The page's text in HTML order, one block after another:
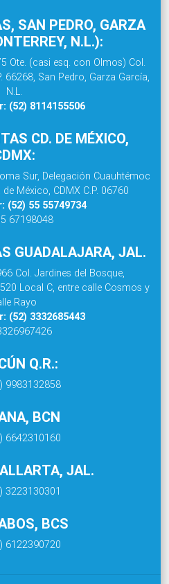
SAN PEDRO, GARZA
N.L.):
Ote. (casi esq. con Olmos) Col.
66268, San Pedro, Garza García,
N.L.
(52) 8114155506
CD. DE MÉXICO,
Sur, Delegación Cuauhtémoc
México, CDMX C.P. 06760
(52) 55 55749734
67198048
GUADALAJARA, JAL.
Col. Jardines del Bosque,
Local C, entre calle Cosmos y
Rayo
(52) 3332685443
Q.R.:
9983132858
BCN
6642310160
JAL.
3223130301
BCS
6122390720